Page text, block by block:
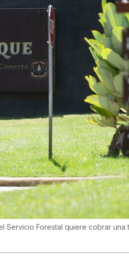
Servicio Forestal quiere cobrar